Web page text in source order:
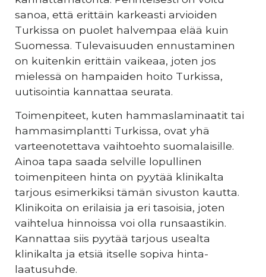
sanoa, että erittäin karkeasti arvioiden
Turkissa on puolet halvempaa elää kuin
Suomessa. Tulevaisuuden ennustaminen
on kuitenkin erittäin vaikeaa, joten jos
mielessä on hampaiden hoito Turkissa,
uutisointia kannattaa seurata.
Toimenpiteet, kuten hammaslaminaatit tai
hammasimplantti Turkissa, ovat yhä
varteenotettava vaihtoehto suomalaisille.
Ainoa tapa saada selville lopullinen
toimenpiteen hinta on pyytää klinikalta
tarjous esimerkiksi tämän sivuston kautta.
Klinikoita on erilaisia ja eri tasoisia, joten
vaihtelua hinnoissa voi olla runsaastikin.
Kannattaa siis pyytää tarjous usealta
klinikalta ja etsiä itselle sopiva hinta-
laatusuhde.